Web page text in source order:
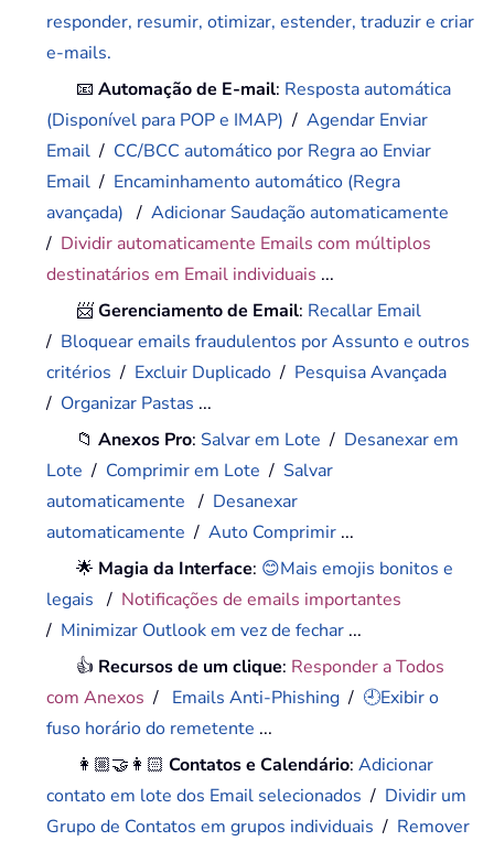
responder, resumir, otimizar, estender, traduzir e criar
e-mails.
📧Automação de E-mail: Resposta automática
(Disponível para POP e IMAP) /Agendar Enviar
Email / CC/BCC automático por Regra ao Enviar
Email / Encaminhamento automático (Regra
avançada) /Adicionar Saudação automaticamente
/ Dividir automaticamente Emails com múltiplos
destinatários em Email individuais ...
📨Gerenciamento de Email: Recallar Email
/ Bloquear emails fraudulentos por Assunto e outros
critérios / Excluir Duplicado / Pesquisa Avançada
/ Organizar Pastas ...
📁Anexos Pro: Salvar em Lote / Desanexar em
Lote / Comprimir em Lote / Salvar
automaticamente / Desanexar
automaticamente /Auto Comprimir ...
🌟 Magia da Interface: 😊Mais emojis bonitos e
legais / Notificações de emails importantes
/ Minimizar Outlook em vez de fechar ...
👍 Recursos de um clique: Responder a Todos
com Anexos / Emails Anti-Phishing / 🕘Exibir o
fuso horário do remetente ...
👩🏼‍🤝‍👩🏻Contatos e Calendário:Adicionar
contato em lote dos Email selecionados / Dividir um
Grupo de Contatos em grupos individuais / Remover